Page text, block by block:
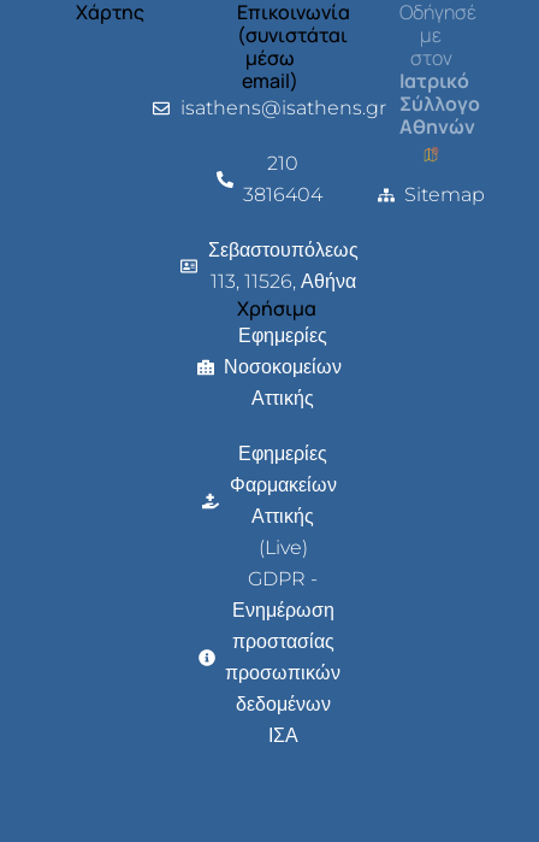
Χάρτης
Επικοινωνία
(συνιστάται
μέσω
email)
isathens@isathens.gr
210
3816404
Σεβαστουπόλεως
113, 11526, Αθήνα
Χρήσιμα
Εφημερίες
Νοσοκομείων
Αττικής
Εφημερίες
Φαρμακείων
Αττικής
(Live)
GDPR -
Ενημέρωση
προστασίας
προσωπικών
δεδομένων
ΙΣΑ
Οδήγησέ
με
στον
Ιατρικό
Σύλλογο
Αθηνών
Sitemap